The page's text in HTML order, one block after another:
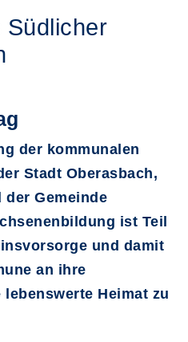
Südlicher
der kommunalen
Stadt Oberasbach,
der Gemeinde
ist Teil
und damit
an ihre
Heimat zu